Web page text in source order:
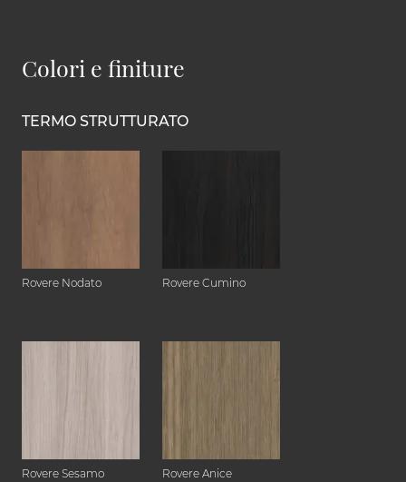
Colori e finiture
TERMO STRUTTURATO
Rovere Nodato Rovere Cumino
Rovere Sesamo Rovere Anice